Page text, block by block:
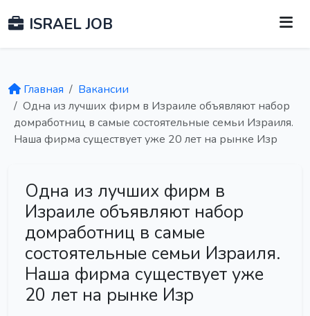
ISRAEL JOB
Главная
Вакансии
Одна из лучших фирм в Израиле объявляют набор
домработниц в самые состоятельные семьи Израиля.
Наша фирма существует уже 20 лет на рынке Изр
Одна из лучших фирм в
Израиле объявляют набор
домработниц в самые
состоятельные семьи Израиля.
Наша фирма существует уже
20 лет на рынке Изр